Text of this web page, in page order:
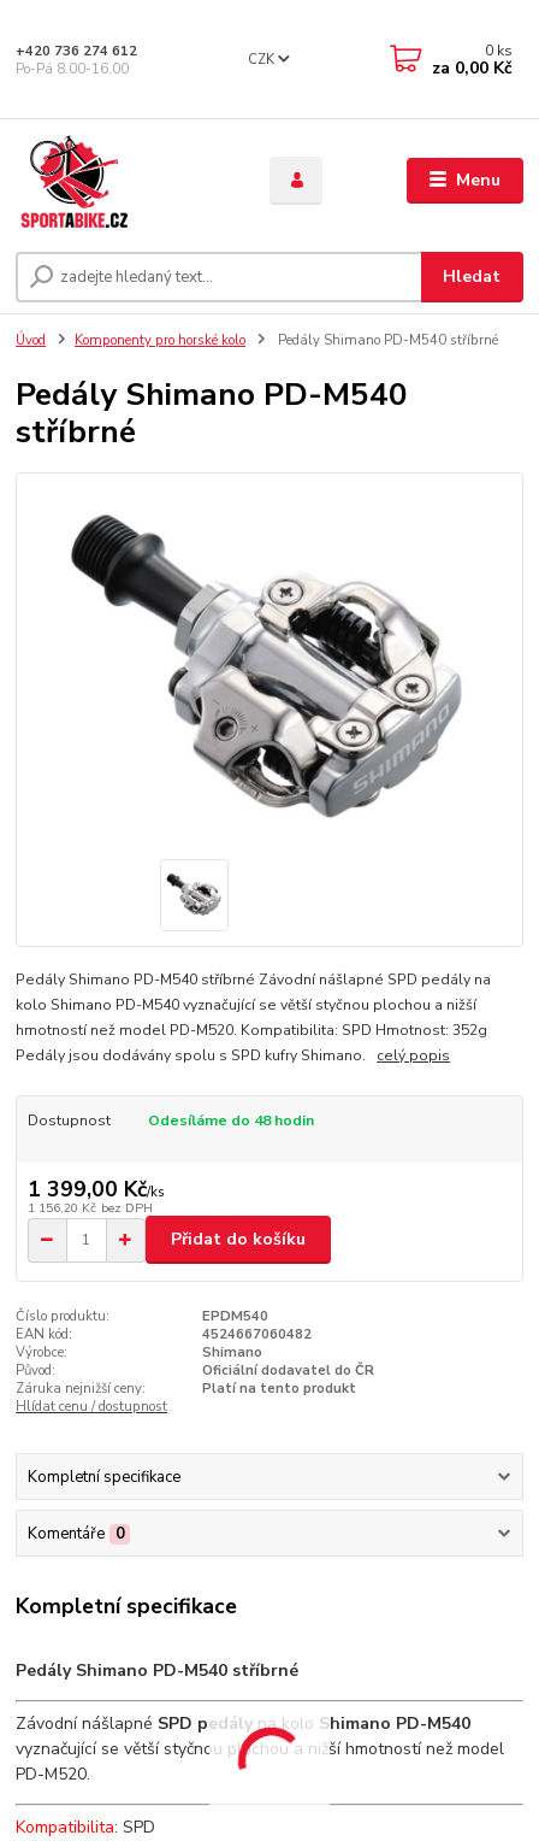
Menu
CZK
Hledat
+420 736 274 612
Po-Pá 8.00-16.00
0 ks
za 0,00 Kč
Úvod Komponenty pro horské kolo Pedály Shimano PD-M540 stříbrné
Pedály Shimano PD-M540
stříbrné
Pedály Shimano PD-M540 stříbrné Závodní nášlapné SPD pedály na
kolo Shimano PD-M540 vyznačující se větší styčnou plochou a nižší
hmotností než model PD-M520. Kompatibilita: SPD Hmotnost: 352g
Pedály jsou dodávány spolu s SPD kufry Shimano. celý popis
Dostupnost Odesíláme do 48 hodin
1 399,00 Kč/ks
1 156,20 Kč bez DPH
Přidat do košíku
Číslo produktu:
EPDM540
EAN kód:
4524667060482
Výrobce:
Shimano
Původ:
Oficiální dodavatel do ČR
Záruka nejnižší ceny:
Platí na tento produkt
Hlídat cenu / dostupnost
Kompletní specifikace
Komentáře 0
Kompletní specifikace
Pedály Shimano PD-M540 stříbrné
Závodní nášlapné SPD pedály na kolo Shimano PD-M540
vyznačující se větší styčnou plochou a nižší hmotností než model
PD-M520.
Kompatibilita: SPD